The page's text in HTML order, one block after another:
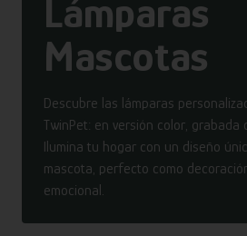
Lámparas
Mascotas
Descubre las lámparas
TwinPet: en versión color, grabada
Ilumina tu hogar con un diseño
mascota, perfecto como
emocional.